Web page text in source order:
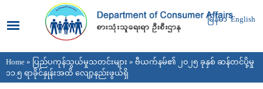
main
content
မြန်မာ English
You are here
Home » ပြည်ပကုန်သွယ်မှုသတင်းများ » ဗီယက်နမ်၏ ၂၀၂၅ ခုနှစ် ဆန်တင်ပို့မှု
၁၁.၅ ရာခိုင်နှုန်းအထိ လျော့နည်းဖွယ်ရှိ